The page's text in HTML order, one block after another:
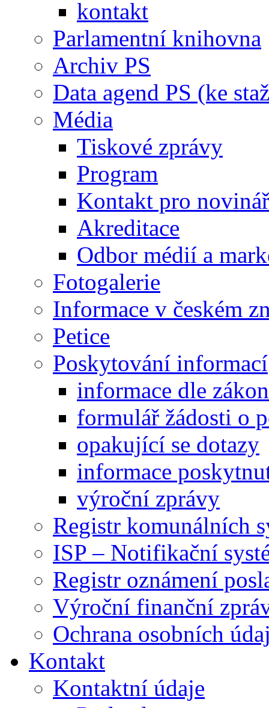
kontakt
Parlamentní knihovna
Archiv PS
Data agend PS (ke
Média
Tiskové zprávy
Program
Kontakt pro
Akreditace
Odbor médií a
Fotogalerie
Informace v českém
Petice
Poskytování informací
informace dle
formulář žádosti o
opakující se dotazy
informace
výroční zprávy
Registr komunálních
ISP – Notifikační
Registr oznámení
Výroční finanční
Ochrana osobních
Kontakt
Kontaktní údaje